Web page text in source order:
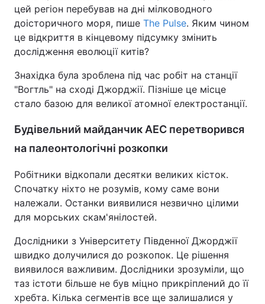
цей регіон перебував на дні мілководного
доісторичного моря, пише The Pulse. Яким чином
це відкриття в кінцевому підсумку змінить
дослідження еволюції китів?
Знахідка була зроблена під час робіт на станції
"Вогтль" на сході Джорджії. Пізніше це місце
стало базою для великої атомної електростанції.
Будівельний майданчик АЕС перетворився
на палеонтологічні розкопки
Робітники відкопали десятки великих кісток.
Спочатку ніхто не розумів, кому саме вони
належали. Останки виявилися незвично цілими
для морських скам'янілостей.
Дослідники з Університету Південної Джорджії
швидко долучилися до розкопок. Це рішення
виявилося важливим. Дослідники зрозуміли, що
таз істоти більше не був міцно прикріплений до її
хребта. Кілька сегментів все ще залишалися у